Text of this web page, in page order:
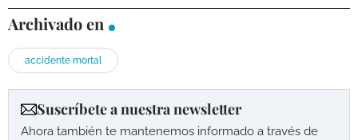
Archivado en
accidente mortal
Suscríbete a nuestra newsletter
Ahora también te mantenemos informado a través de